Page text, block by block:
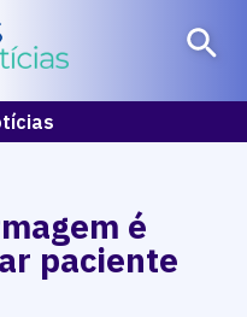
é
paciente